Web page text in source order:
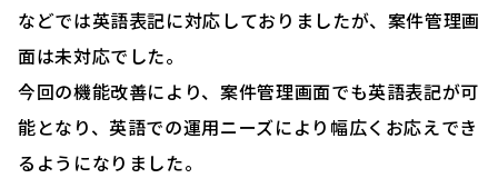
などでは英語表記に対応しておりましたが、案件管理画
面は未対応でした。
今回の機能改善により、案件管理画面でも英語表記が可
能となり、英語での運用ニーズにより幅広くお応えでき
るようになりました。